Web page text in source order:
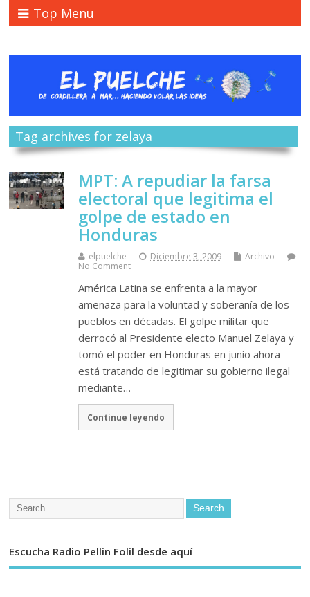
Top Menu
Tag archives for zelaya
MPT: A repudiar la farsa
electoral que legitima el
golpe de estado en
Honduras
elpuelche Diciembre 3, 2009
Archivo
No Comment
América Latina se enfrenta a la mayor
amenaza para la voluntad y soberanía de los
pueblos en décadas. El golpe militar que
derrocó al Presidente electo Manuel Zelaya y
tomó el poder en Honduras en junio ahora
está tratando de legitimar su gobierno ilegal
mediante…
Continue leyendo
Escucha Radio Pellin Folil desde aquí